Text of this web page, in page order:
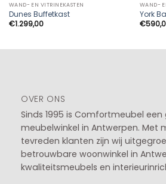
WAND- EN VITRINEKASTEN
Dunes Buffetkast
€1.299,00
WAND-
York
€
OVER ONS
Sinds 1995 is Comfortmeubel
meubelwinkel in Antwerpen. Met
tevreden klanten zijn wij
betrouwbare woonwinkel in
kwaliteitsmeubels en